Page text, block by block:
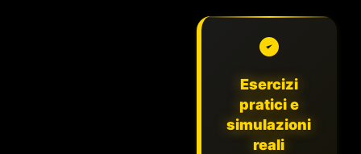
Esercizi
pratici e
simulazioni
reali